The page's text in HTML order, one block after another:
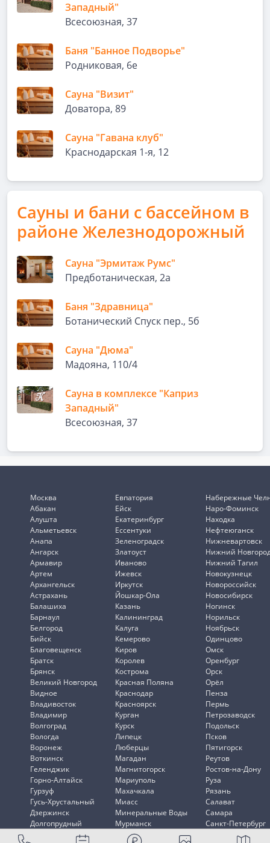
Западный"
Всесоюзная, 37
Баня "Банное Подворье"
Родниковая, 6е
Сауна "Визит"
Доватора, 89
Сауна "Гавана клуб"
Краснодарская 1-я, 12
Сауны и бани с бассейном в
районе Железнодорожный
Сауна "Эрмитаж Румс"
Предботаническая, 2а
Баня "Здравница"
Ботанический Спуск пер., 5б
Сауна "Дюма"
Мадояна, 110/4
Сауна в комплексе "Каприз
Западный"
Всесоюзная, 37
Москва
Абакан
Алушта
Альметьевск
Анапа
Ангарск
Армавир
Артем
Архангельск
Астрахань
Балашиха
Барнаул
Белгород
Бийск
Благовещенск
Братск
Брянск
Великий Новгород
Видное
Владивосток
Владимир
Волгоград
Вологда
Воронеж
Воткинск
Геленджик
Горно-Алтайск
Гурзуф
Гусь-Хрустальный
Дзержинск
Долгопрудный
Евпатория
Ейск
Екатеринбург
Ессентуки
Зеленоградск
Златоуст
Иваново
Ижевск
Иркутск
Йошкар-Ола
Казань
Калининград
Калуга
Кемерово
Киров
Королев
Кострома
Красная Поляна
Краснодар
Красноярск
Курган
Курск
Липецк
Люберцы
Магадан
Магнитогорск
Мариуполь
Махачкала
Миасс
Минеральные Воды
Мурманск
Мытищи
Набережные
Наро-Фоминск
Находка
Нефтеюганск
Нижневартовск
Нижний
Нижний Тагил
Новокузнецк
Новороссийск
Новосибирск
Ногинск
Норильск
Ноябрьск
Одинцово
Омск
Оренбург
Орск
Орёл
Пенза
Пермь
Петрозаводск
Подольск
Псков
Пятигорск
Реутов
Ростов-на-Дону
Руза
Рязань
Салават
Самара
Санкт-Петербург